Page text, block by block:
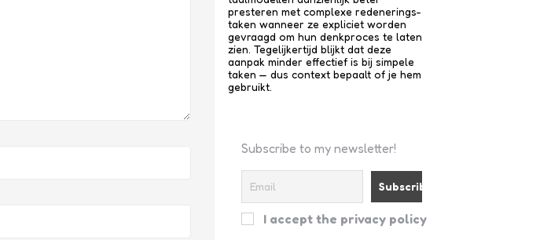
presteren met complexe redenerings­
taken wanneer ze expliciet worden
gevraagd om hun denkproces te laten
zien. Tegelijkertijd blijkt dat deze
aanpak minder effectief is bij simpele
taken — dus context bepaalt of je hem
gebruikt.
Subscribe to my newsletter!
I accept the privacy policy